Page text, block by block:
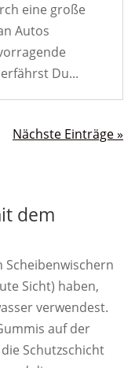
eine große
Autos
Du...
Nächste Einträge »
dem
Sicht) haben,
verwendest.
auf der
Schutzschicht